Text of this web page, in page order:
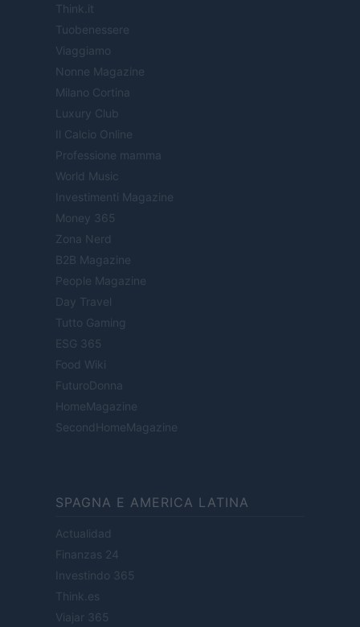
Think.it
Tuobenessere
Viaggiamo
Nonne Magazine
Milano Cortina
Luxury Club
Il Calcio Online
Professione mamma
World Music
Investimenti Magazine
Money 365
Zona Nerd
B2B Magazine
People Magazine
Day Travel
Tutto Gaming
ESG 365
Food Wiki
FuturoDonna
HomeMagazine
SecondHomeMagazine
SPAGNA E AMERICA LATINA
Actualidad
Finanzas 24
Investindo 365
Think.es
Viajar 365